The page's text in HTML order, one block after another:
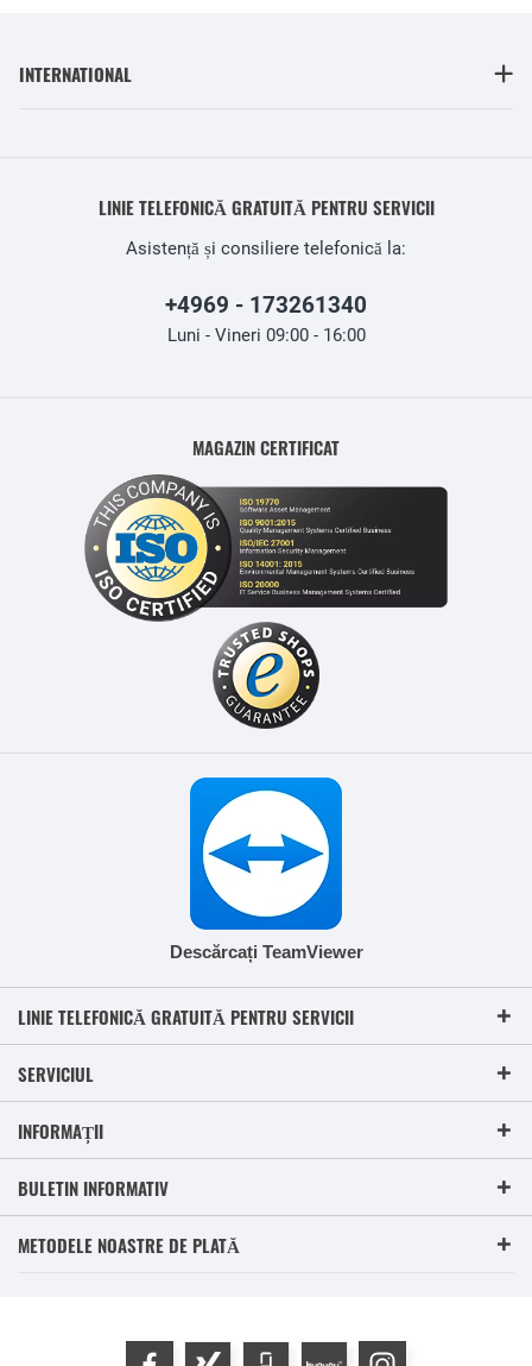
INTERNATIONAL
LINIE TELEFONICĂ GRATUITĂ PENTRU SERVICII
Asistență și consiliere telefonică la:
+4969 - 173261340
Luni - Vineri 09:00 - 16:00
MAGAZIN CERTIFICAT
Descărcați TeamViewer
LINIE TELEFONICĂ GRATUITĂ PENTRU SERVICII
SERVICIUL
INFORMAȚII
BULETIN INFORMATIV
METODELE NOASTRE DE PLATĂ